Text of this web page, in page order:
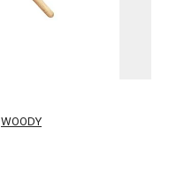
WOODY